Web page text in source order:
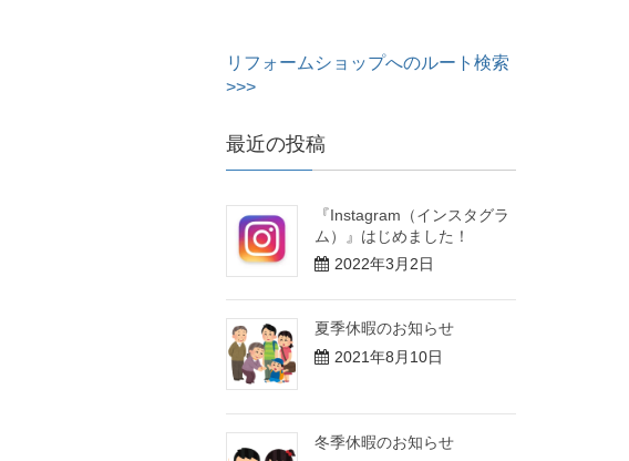
リフォームショップへのルート検索
>>>
最近の投稿
『Instagram（インスタグラ
ム）』はじめました！
2022年3月2日
夏季休暇のお知らせ
2021年8月10日
冬季休暇のお知らせ